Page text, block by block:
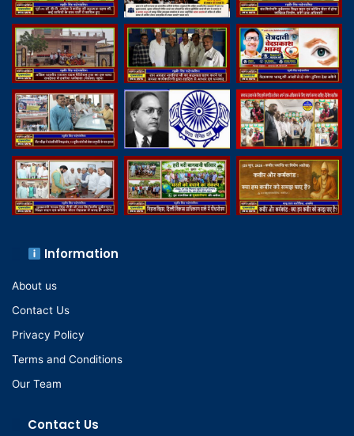
Information
About us
Contact Us
Privacy Policy
Terms and Conditions
Our Team
Contact Us